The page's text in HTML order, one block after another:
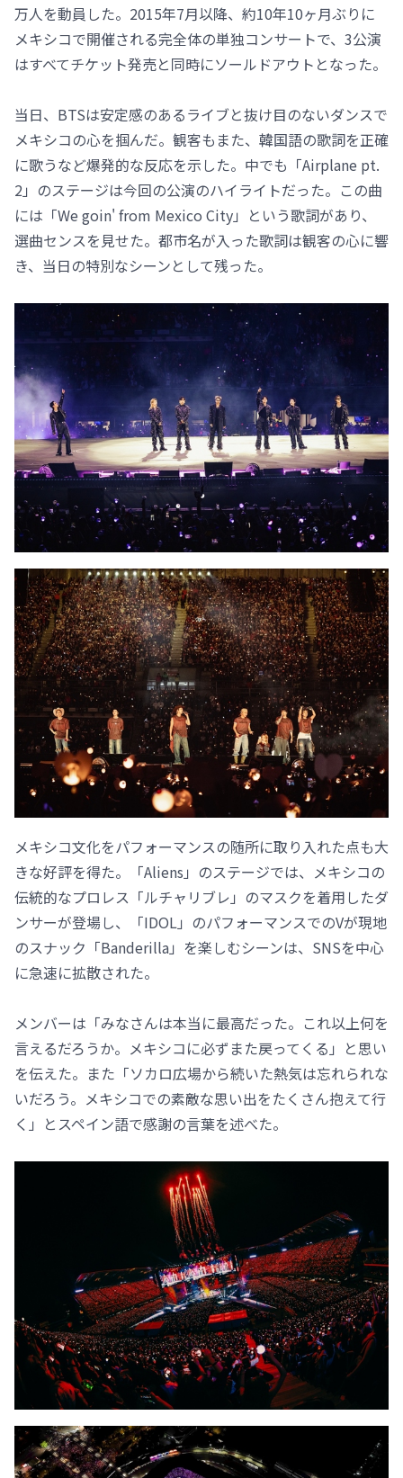
万人を動員した。2015年7月以降、約10年10ヶ月ぶりに
メキシコで開催される完全体の単独コンサートで、3公演
はすべてチケット発売と同時にソールドアウトとなった。
当日、BTSは安定感のあるライブと抜け目のないダンスで
メキシコの心を掴んだ。観客もまた、韓国語の歌詞を正確
に歌うなど爆発的な反応を示した。中でも「Airplane pt.
2」のステージは今回の公演のハイライトだった。この曲
には「We goin' from Mexico City」という歌詞があり、
選曲センスを見せた。都市名が入った歌詞は観客の心に響
き、当日の特別なシーンとして残った。
メキシコ文化をパフォーマンスの随所に取り入れた点も大
きな好評を得た。「Aliens」のステージでは、メキシコの
伝統的なプロレス「ルチャリブレ」のマスクを着用したダ
ンサーが登場し、「IDOL」のパフォーマンスでのVが現地
のスナック「Banderilla」を楽しむシーンは、SNSを中心
に急速に拡散された。
メンバーは「みなさんは本当に最高だった。これ以上何を
言えるだろうか。メキシコに必ずまた戻ってくる」と思い
を伝えた。また「ソカロ広場から続いた熱気は忘れられな
いだろう。メキシコでの素敵な思い出をたくさん抱えて行
く」とスペイン語で感謝の言葉を述べた。